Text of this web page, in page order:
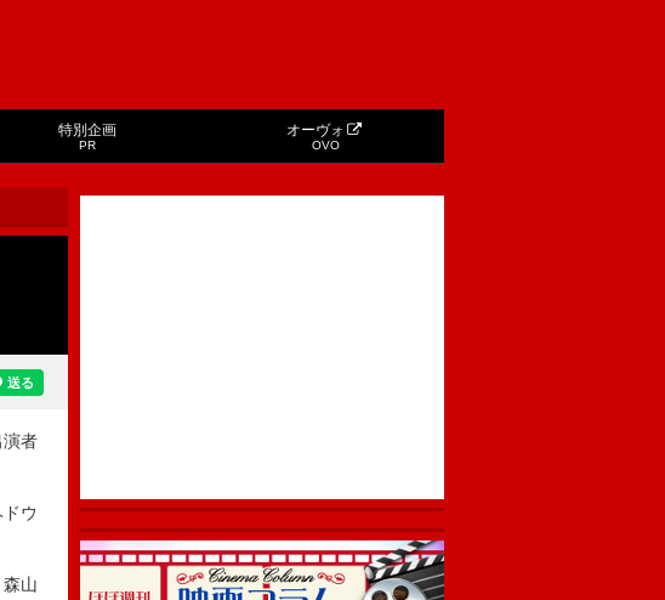
特別企画
PR
オーヴォ
OVO
送る
者
ウ
山